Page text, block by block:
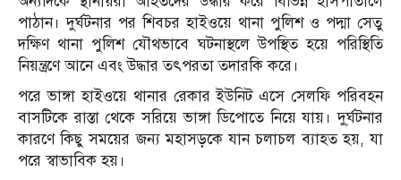
পাঠান। দুর্ঘটনার পর শিবচর হাইওয়ে থানা পুলিশ ও পদ্মা সেতু
দক্ষিণ থানা পুলিশ যৌথভাবে ঘটনাস্থলে উপস্থিত হয়ে পরিস্থিতি
নিয়ন্ত্রণে আনে এবং উদ্ধার তৎপরতা তদারকি করে।
পরে ভাঙ্গা হাইওয়ে থানার রেকার ইউনিট এসে সেলফি পরিবহন
বাসটিকে রাস্তা থেকে সরিয়ে ভাঙ্গা ডিপোতে নিয়ে যায়। দু্র্ঘটনার
কারণে কিছু সময়ের জন্য মহাসড়কে যান চলাচল ব্যাহত হয়, যা
পরে স্বাভাবিক হয়।